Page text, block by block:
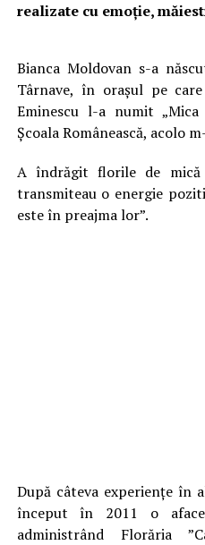
realizate cu emoție,
Bianca Moldovan s-a
Târnave, în orașul pe
Eminescu l-a numit „Mica
Școala Românească, acolo
A îndrăgit florile de mică
transmiteau o energie
este în preajma lor”.
După câteva experiențe în
început în 2011 o
administrând Florăria